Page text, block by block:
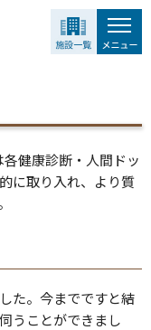
各健康診断・人間ドッ
に取り入れ、より質
た。今までですと結
うことができまし